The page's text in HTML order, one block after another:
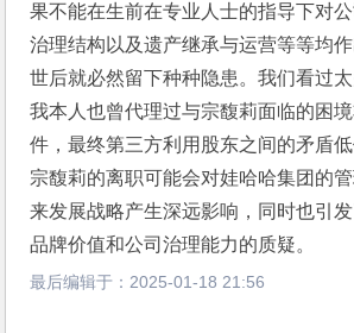
果不能在生前在专业人士的指导下对公
治理结构以及遗产继承与运营等等均
世后就必然留下种种隐患。我们看过
我本人也曾代理过与宗馥莉面临的困
件，最终第三方利用股东之间的矛盾低
宗馥莉的离职可能会对娃哈哈集团的
来发展战略产生深远影响，同时也引
品牌价值和公司治理能力的质疑。
最后编辑于： 2025-01-18 21:56